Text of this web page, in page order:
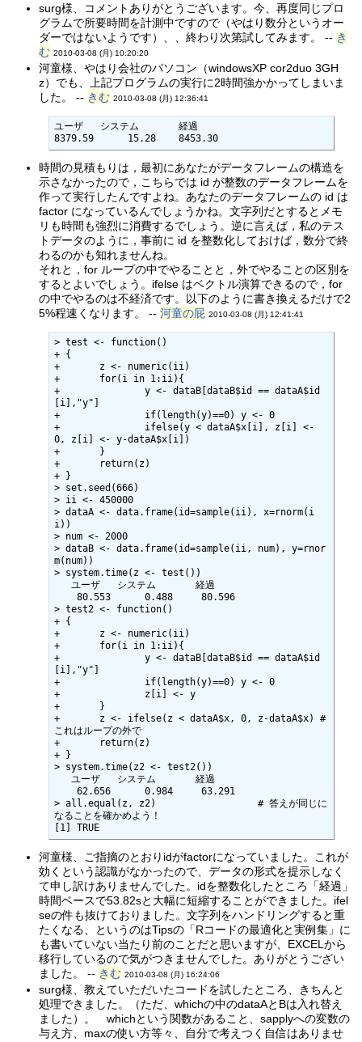
surg様、コメントありがとうございます。今、再度同じプロ
グラムで所要時間を計測中ですので（やはり数分というオー
ダーではないようです）、、終わり次第試してみます。 -- き
む 2010-03-08 (月) 10:20:20
河童様、やはり会社のパソコン（windowsXP cor2duo 3GH
z）でも、上記プログラムの実行に2時間強かかってしまいま
した。 -- きむ 2010-03-08 (月) 12:36:41
ユーザ   システム       経過
8379.59      15.28    8453.30
時間の見積もりは，最初にあなたがデータフレームの構造を
示さなかったので，こちらでは id が整数のデータフレームを
作って実行したんですよね。あなたのデータフレームの id は
factor になっているんでしょうかね。文字列だとするとメモ
リも時間も強烈に消費するでしょう。逆に言えば，私のテス
トデータのように，事前に id を整数化しておけば，数分で終
わるのかも知れませんね。
それと，for ループの中でやることと，外でやることの区別を
するとよいでしょう。ifelse はベクトル演算できるので，for
の中でやるのは不経済です。以下のように書き換えるだけで2
5%程速くなります。 --河童の屁 2010-03-08 (月) 12:41:41
> test <- function()
+ {
+ 	z <- numeric(ii)
+ 	for(i in 1:ii){
+ 		y <- dataB[dataB$id == dataA$id
[i],"y"]
+ 		if(length(y)==0) y <- 0
+ 		ifelse(y < dataA$x[i], z[i] <-
0, z[i] <- y-dataA$x[i])
+ 	}
+ 	return(z)
+ }
> set.seed(666)
> ii <- 450000
> dataA <- data.frame(id=sample(ii), x=rnorm(i
i))
> num <- 2000
> dataB <- data.frame(id=sample(ii, num), y=rnor
m(num))
> system.time(z <- test())
> test2 <- function()
+ {
+ 	z <- numeric(ii)
+ 	for(i in 1:ii){
+ 		y <- dataB[dataB$id == dataA$id
[i],"y"]
+ 		if(length(y)==0) y <- 0
+ 		z[i] <- y
+ 	}
+ 	z <- ifelse(z < dataA$x, 0, z-dataA$x) #
これはループの外で
+ 	return(z)
+ }
> system.time(z2 <- test2())
> all.equal(z, z2)                  # 答えが同じに
なることを確かめよう！
[1] TRUE
河童様、ご指摘のとおりidがfactorになっていました。これが
効くという認識がなかったので、データの形式を提示しなく
て申し訳けありませんでした。idを整数化したところ「経過」
時間ベースで53.82sと大幅に短縮することができました。ifel
seの件も抜けておりました。文字列をハンドリングすると重
たくなる、というのはTipsの「Rコードの最適化と実例集」に
も書いていない当たり前のことだと思いますが、EXCELから
移行しているので気がつきませんでした。ありがとうござい
ました。 -- きむ 2010-03-08 (月) 16:24:06
surg様、教えていただいたコードを試したところ、きちんと
処理できました。（ただ、whichの中のdataAとBは入れ替え
ました）。 whichという関数があること、sapplyへの変数の
与え方、maxの使い方等々、自分で考えつく自信はありませ